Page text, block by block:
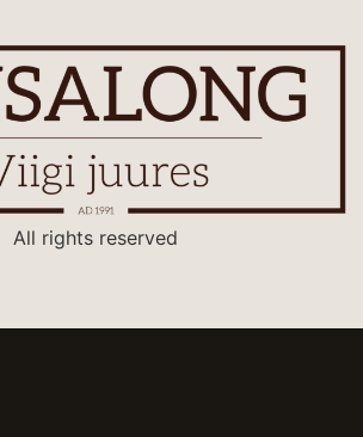
All rights reserved